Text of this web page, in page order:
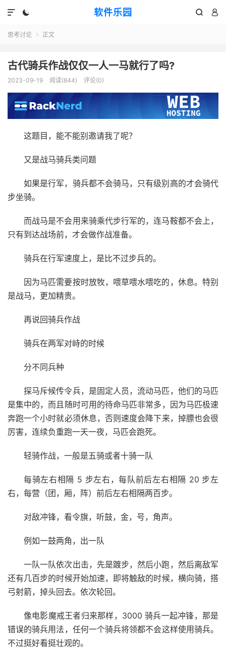
软件乐园 
 

思考讨论  正文
古代骑兵作战仅仅一人一马就行了吗?
2023-09-19 阅读(844) 评论(0)
这题目，能不能别邀请我了呢？
又是战马骑兵类问题
如果是行军，骑兵都不会骑马，只有级别高的才会骑代
步坐骑。
而战马是不会用来骑乘代步行军的，连马鞍都不会上，
只有到达战场前，才会做作战准备。
骑兵在行军速度上，是比不过步兵的。
因为马匹需要按时放牧，喂草喂水喂吃的，休息。特别
是战马，更加精贵。
再说回骑兵作战
骑兵在两军对峙的时候
分不同兵种
探马斥候传令兵，是固定人员，流动马匹，他们的马匹
是集中的，而且随时可用的待命马匹非常多，因为马匹极速
奔跑一个小时就必须休息，否则速度会降下来，掉膘也会很
厉害，连续负重跑一天一夜，马匹会跑死。
轻骑作战，一般是五骑或者十骑一队
每骑左右相隔 5 步左右，每队前后左右相隔 20 步左
右，每营（团，厢，阵）前后左右相隔两百步。
对敌冲锋，看令旗，听鼓，金，号，角声。
例如一鼓两角，出一队
一队一队依次出击，先是踱步，然后小跑，然后离敌军
还有几百步的时候开始加速，即将触敌的时候，横向骑，搭
弓射箭，掉头回去。依次轮回。
像电影魔戒王者归来那样，3000 骑兵一起冲锋，那是
错误的骑兵用法，任何一个骑兵将领都不会这样使用骑兵。
不过挺好看挺壮观的。